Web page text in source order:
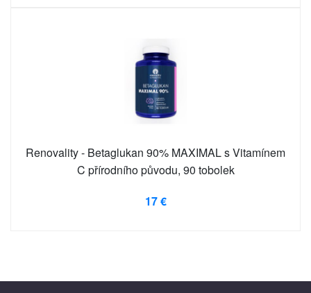
Renovality - Betaglukan 90% MAXIMAL s Vitamínem
C přírodního původu, 90 tobolek
17 €